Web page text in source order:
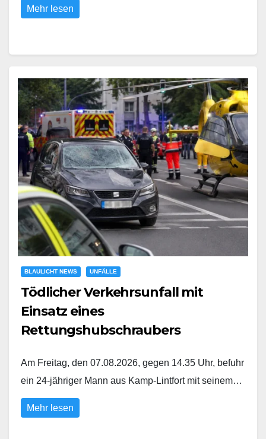
Mehr lesen
BLAULICHT NEWS UNFÄLLE
Tödlicher Verkehrsunfall mit
Einsatz eines
Rettungshubschraubers
Am Freitag, den 07.08.2026, gegen 14.35 Uhr, befuhr
ein 24-jähriger Mann aus Kamp-Lintfort mit seinem…
Mehr lesen